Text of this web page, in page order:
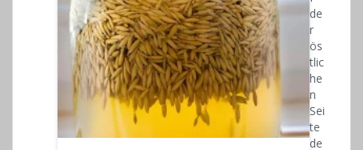
de
r
ös
tlic
he
n
Sei
te
de